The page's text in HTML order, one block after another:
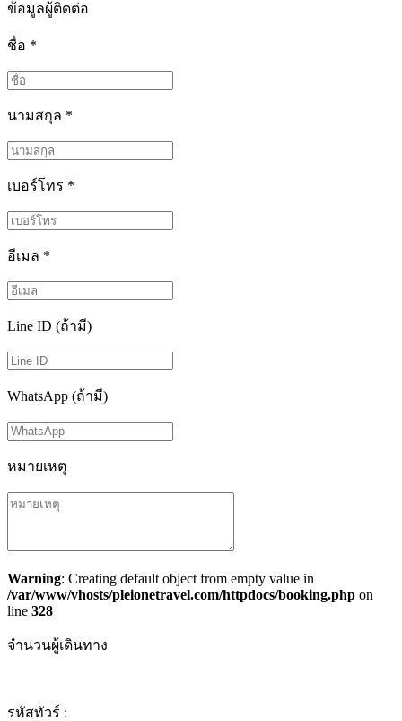
ข้อมูลผู้ติดต่อ
ชื่อ *
นามสกุล *
เบอร์โทร *
อีเมล *
Line ID (ถ้ามี)
WhatsApp (ถ้ามี)
หมายเหตุ
Warning: Creating default object from empty value in
/var/www/vhosts/pleionetravel.com/httpdocs/booking.php on
line 328
จำนวนผู้เดินทาง
รหัสทัวร์ :